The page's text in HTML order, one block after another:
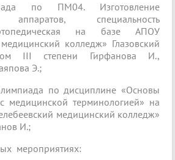
по ПМ04. Изготовление
аппаратов, специальность
на базе АПОУ
колледж» Глазовский
III степени Гирфанова И.,
Э.;
по дисциплине «Основы
медицинской терминологией» на
медицинский колледж»
И.;
мероприятиях: